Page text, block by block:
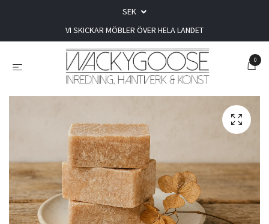
SEK
VI SKICKAR MÖBLER ÖVER HELA LANDET
0